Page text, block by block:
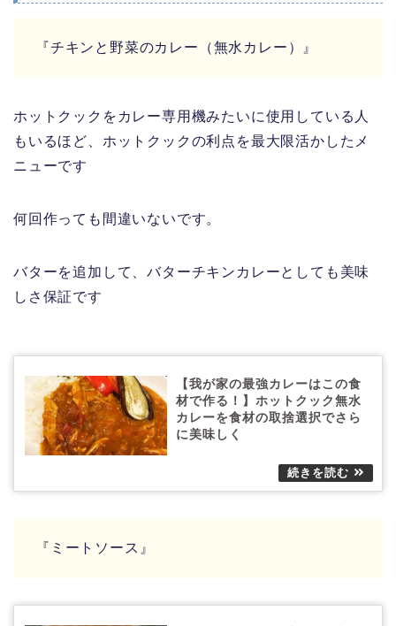
『チキンと野菜のカレー（無水カレー）』
ホットクックをカレー専用機みたいに使用している人
もいるほど、ホットクックの利点を最大限活かしたメ
ニューです
何回作っても間違いないです。
バターを追加して、バターチキンカレーとしても美味
しさ保証です
【我が家の最強カレーはこの食
材で作る！】ホットクック無水
カレーを食材の取捨選択でさら
に美味しく
『ミートソース』